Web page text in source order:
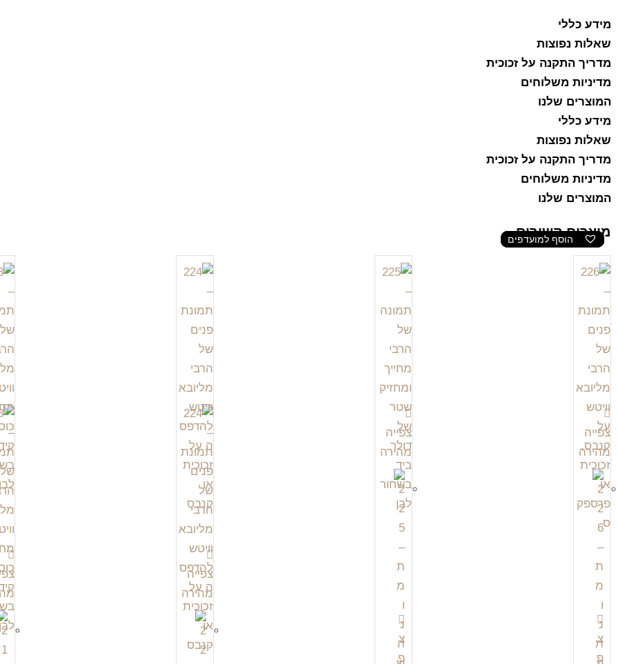
מידע כללי
שאלות נפוצות
מדריך התקנה על זכוכית
מדיניות משלוחים
המוצרים שלנו
מידע כללי
שאלות נפוצות
מדריך התקנה על זכוכית
מדיניות משלוחים
המוצרים שלנו
מוצרים קשורים
הוסף למועדפים
צפייה
מהירה
צ
פ
הוסף למועדפים
צפייה
מהירה
צ
פ
הוסף למועדפים
צפייה
מהירה
הוסף למועדפים